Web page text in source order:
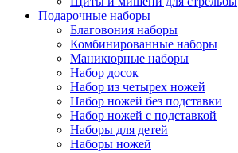
Подарочные наборы
Благовония наборы
Комбинированные наборы
Маникюрные наборы
Набор досок
Набор из четырех ножей
Набор ножей без подставки
Набор ножей с подставкой
Наборы для детей
Наборы ножей